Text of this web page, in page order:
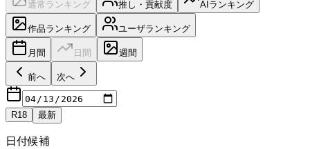
通常ランキング 推し・貢献度 AIランキング
作品ランキング ユーザランキング
月間 日間 週間
前へ 次へ
R18 最新
日付候補